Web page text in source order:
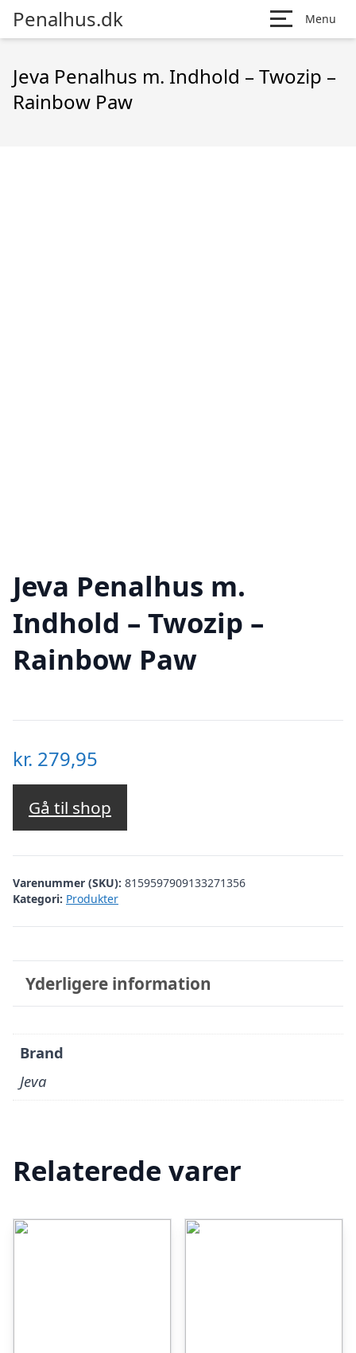
Penalhus.dk Menu
Jeva Penalhus m. Indhold – Twozip –
Rainbow Paw
Jeva Penalhus m.
Indhold – Twozip –
Rainbow Paw
kr. 279,95
Gå til shop
Varenummer (SKU): 8159597909133271356
Kategori: Produkter
Yderligere information
Brand
Jeva
Relaterede varer